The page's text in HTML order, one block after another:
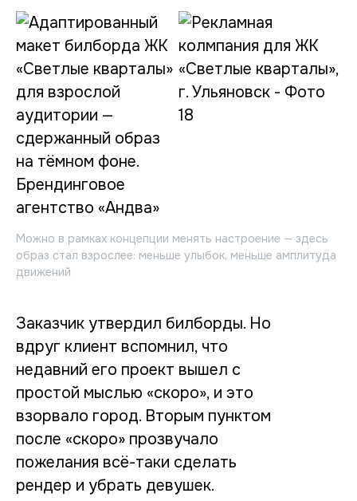
Можно в рамках концепции менять настроение — здесь
образ стал взрослее: меньше улыбок, меньше амплитуда
движений
Заказчик утвердил билборды. Но
вдруг клиент вспомнил, что
недавний его проект вышел с
простой мыслью «скоро», и это
взорвало город. Вторым пунктом
после «скоро» прозвучало
пожелания всё-таки сделать
рендер и убрать девушек.